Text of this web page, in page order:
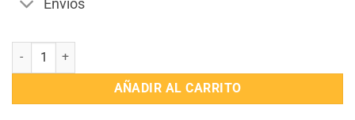
Envíos
Protector de Sol para Cochecito Sandia cantidad
AÑADIR AL CARRITO